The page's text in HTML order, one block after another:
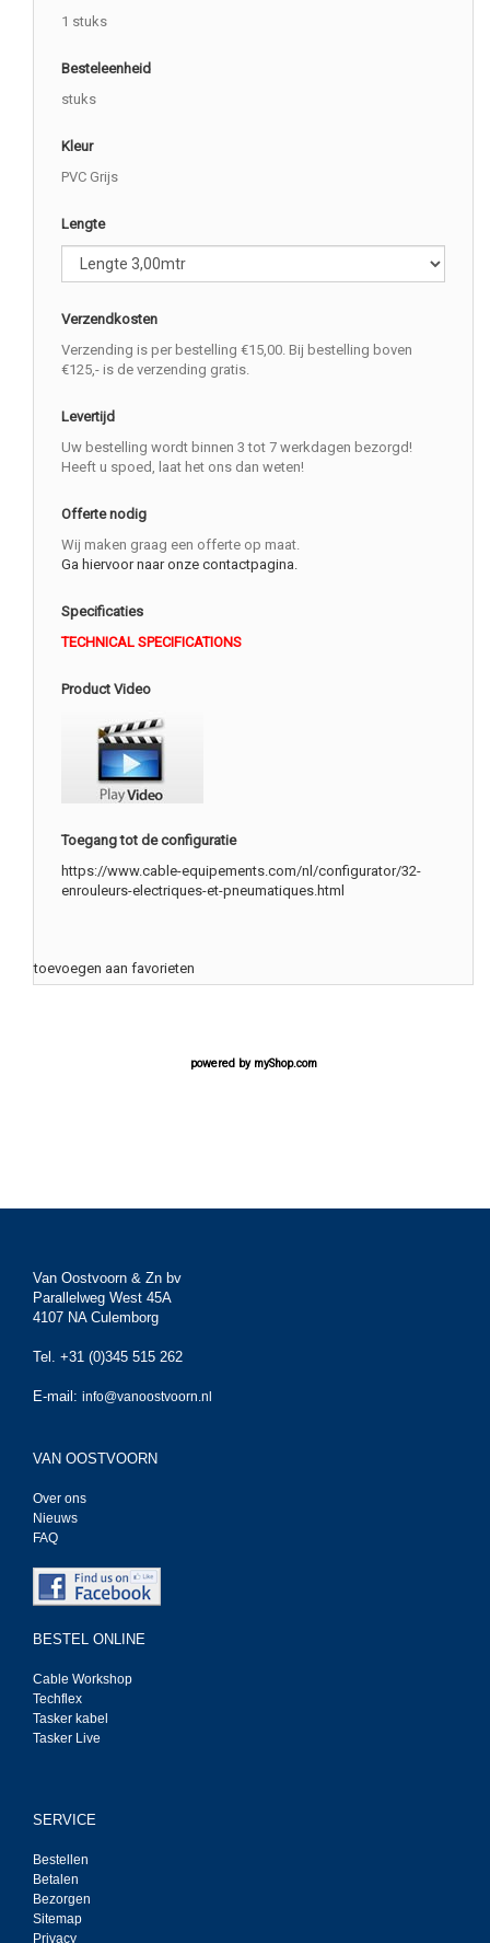
1 stuks
Besteleenheid
stuks
Kleur
PVC Grijs
Lengte
Verzendkosten
Verzending is per bestelling €15,00. Bij bestelling boven
€125,- is de verzending gratis.
Levertijd
Uw bestelling wordt binnen 3 tot 7 werkdagen bezorgd!
Heeft u spoed, laat het ons dan weten!
Offerte nodig
Wij maken graag een offerte op maat.
Ga hiervoor naar onze contactpagina.
Specificaties
TECHNICAL SPECIFICATIONS
Product Video
Toegang tot de configuratie
https://www.cable-equipements.com/nl/configurator/32-
enrouleurs-electriques-et-pneumatiques.html
toevoegen aan favorieten
powered by myShop.com
Van Oostvoorn & Zn bv
Parallelweg West 45A
4107 NA Culemborg
Tel. +31 (0)345 515 262
E-mail: info@vanoostvoorn.nl
VAN OOSTVOORN
Over ons
Nieuws
FAQ
BESTEL ONLINE
Cable Workshop
Techflex
Tasker kabel
Tasker Live
SERVICE
Bestellen
Betalen
Bezorgen
Sitemap
Privacy